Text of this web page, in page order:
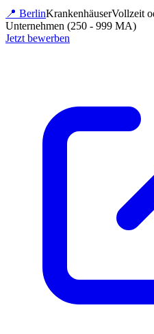
📍 BerlinKrankenhäuserVollzeit
Unternehmen (250 - 999 MA)
Jetzt bewerben